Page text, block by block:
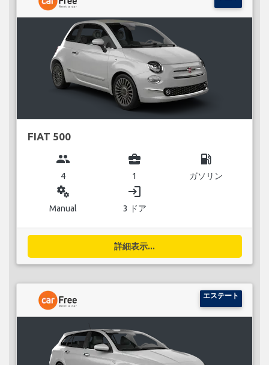
FIAT 500
group
4
business_center
1
local_gas_station
ガソリン
miscellaneous_services
Manual
login
3 ドア
詳細表示...
エステート